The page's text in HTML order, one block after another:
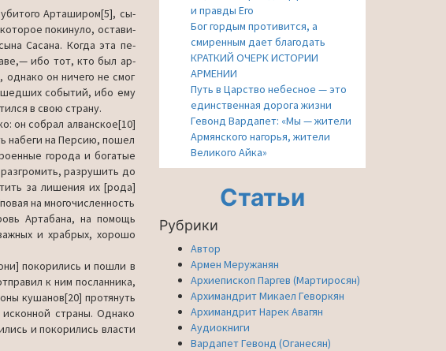
убитого Арташиром[5], сы­
покинуло, остави­
Сасана. Когда эта пе­
ибо тот, кто был ар­
он ничего не смог
событий, ибо ему
в свою страну.
он собрал ал­ванское[10]
набеги на Персию, по­шел
города и богатые
разрушить до
за лишения их [ро­да]
на мно­гочисленность
Артабана, на помощь
и храбрых, хорошо
покорились и пош­ли в
к ним пос­ланника,
кушанов[20] протянуть
стра­ны. Однако
и по­корились власти
и правды Его
Бог гордым противится, а
смиренным дает благодать
КРАТКИЙ ОЧЕРК ИСТОРИИ
АРМЕНИИ
Путь в Царство небесное — это
единственная дорога жизни
Гевонд Вардапет: «Мы — жители
Армянского нагорья, жители
Великого Айка»
Статьи
Рубрики
Автор
Армен Меружанян
Архиепископ Паргев (Мартиросян)
Архимандрит Микаел Геворкян
Архимандрит Нарек Авагян
Аудиокниги
Вардапет Гевонд (Оганесян)